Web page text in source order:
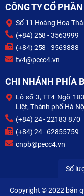
CÔNG TY CỔ
Số 11 Hoàng Hoa
(+84) 258 - 3563999
(+84) 258 - 3563888
tv4@pecc4.vn
CHI NHÁNH PHÍA
Lô số 3, TT4 Ngõ
Liệt, Thành phố Hà
(+84) 24 - 22183 870
(+84) 24 - 62855759
cnpb@pecc4.vn
Số
Copyright © 2022 bản